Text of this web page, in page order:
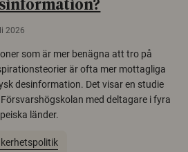
2026
som är mer benägna att tro på
är ofta mer mottagliga
desinformation. Det visar en studie
med deltagare i fyra
länder.